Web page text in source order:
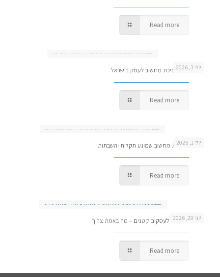
Read more
יולי 3, 2026
כמה עולה תמיכת מחשוב לעסק בישראל
Read more
יולי 1, 2026
ניהול תשתיות מחשוב שמונע תקלות והשבתות
Read more
יוני 29, 2026
שירותי מחשוב לעסקים קטנים – מה באמת צריך
Read more